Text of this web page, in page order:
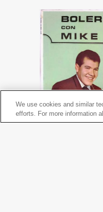
We use cookies and similar
efforts. For more information